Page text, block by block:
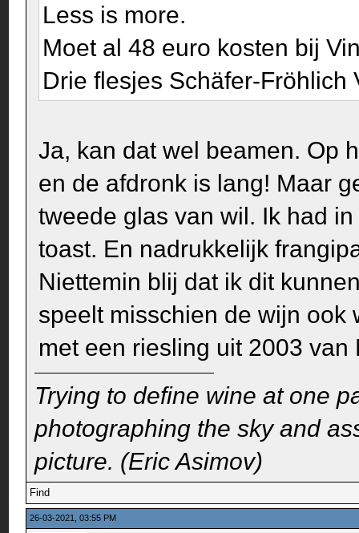
Less is more.
Moet al 48 euro kosten bij
Drie flesjes Schäfer-
Ja, kan dat wel beamen. Op
en de afdronk is lang! Maar
tweede glas van wil. Ik had
toast. En nadrukkelijk
Niettemin blij dat ik dit
speelt misschien de wijn ook
met een riesling uit 2003 van
Trying to define wine at one
photographing the sky and
picture. (Eric Asimov)
Find
26-03-2021, 03:55 PM